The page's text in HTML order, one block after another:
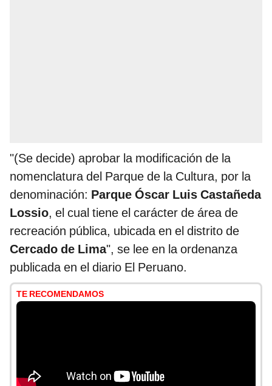
"(Se decide) aprobar la modificación de la
nomenclatura del Parque de la Cultura, por la
denominación: Parque Óscar Luis Castañeda
Lossio, el cual tiene el carácter de área de
recreación pública, ubicada en el distrito de
Cercado de Lima", se lee en la ordenanza
publicada en el diario El Peruano.
TE RECOMENDAMOS